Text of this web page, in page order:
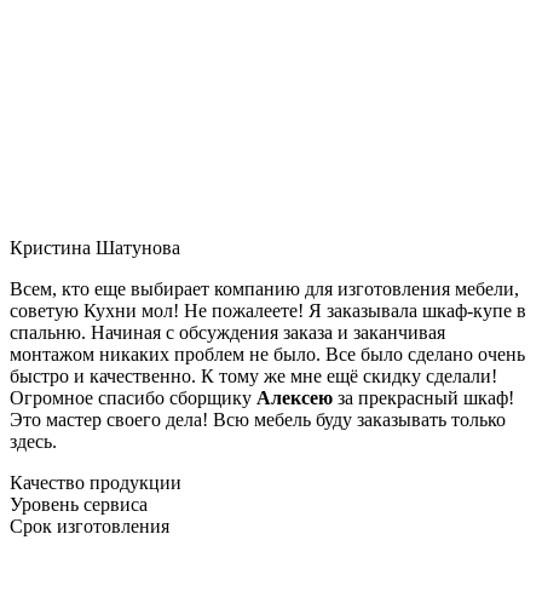
Кристина Шатунова
Всем, кто еще выбирает компанию для изготовления мебели,
советую Кухни мол! Не пожалеете! Я заказывала шкаф-купе в
спальню. Начиная с обсуждения заказа и заканчивая
монтажом никаких проблем не было. Все было сделано очень
быстро и качественно. К тому же мне ещё скидку сделали!
Огромное спасибо сборщику Алексею за прекрасный шкаф!
Это мастер своего дела! Всю мебель буду заказывать только
здесь.
Качество продукции
Уровень сервиса
Срок изготовления